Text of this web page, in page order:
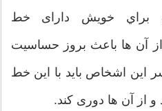
براي خویش دارای خط
آن ها باعث بروز حساسیت
این اشخاص باید با این خط
از آن ها دوری کند.